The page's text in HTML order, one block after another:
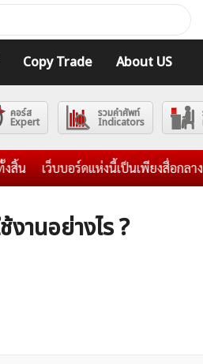
Copy Trade About US
คอร์ส
Expert
รวมคำศัพท์
Indicators
บบอร์ดแห่งนี้เป็นเพียงสื่อกลางเพื่อกา
านอย่างไร ?